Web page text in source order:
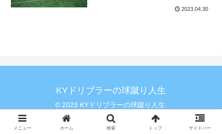
2023.04.30
KYドリブラーの球蹴り人生
© 2023 KYドリブラーの球蹴り人生.
メニュー ホーム 検索 トップ サイドバー